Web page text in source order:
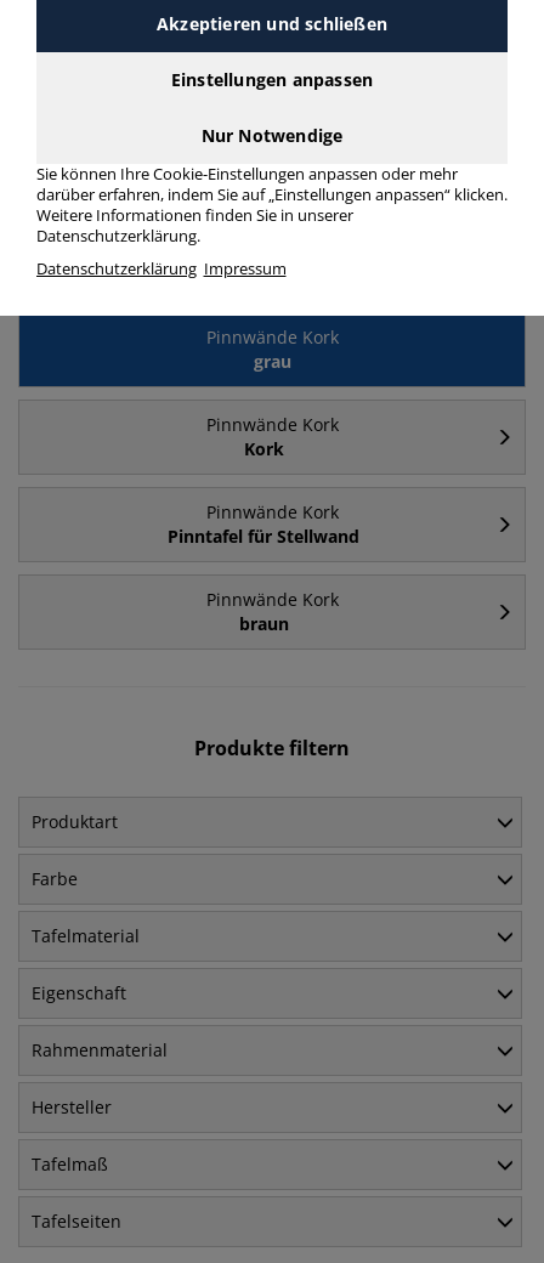
Pinnwände Kork
Pinnwände Kork
Pinntafel
Aluminiumrahmen
Pinnwände Kork
grau
Pinnwände Kork
Kork
Pinnwände Kork
Pinntafel für Stellwand
Pinnwände Kork
braun
Produkte filtern
Produktart
Farbe
Tafelmaterial
Eigenschaft
Rahmenmaterial
Hersteller
Tafelmaß
Tafelseiten
Akzeptieren und schließen
Einstellungen anpassen
Nur Notwendige
Sie können Ihre Cookie-Einstellungen anpassen oder mehr
darüber erfahren, indem Sie auf „Einstellungen anpassen“ klicken.
Weitere Informationen finden Sie in unserer
Datenschutzerklärung.
Datenschutzerklärung Impressum